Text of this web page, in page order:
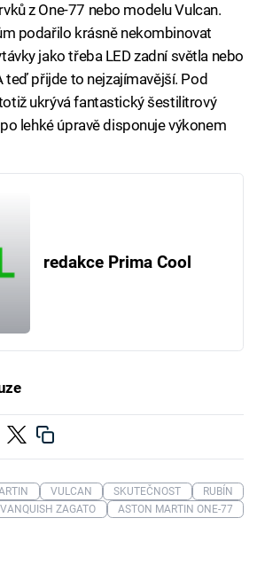
z One-77 nebo modelu Vulcan.
podařilo krásně nekombinovat
jako třeba LED zadní světla nebo
teď přijde to nejzajímavější. Pod
ukrývá fantastický šestilitrový
lehké úpravě disponuje výkonem
redakce Prima Cool
VULCAN SKUTEČNOST
RUBÍN
ZAGATO
ASTON MARTIN ONE-77